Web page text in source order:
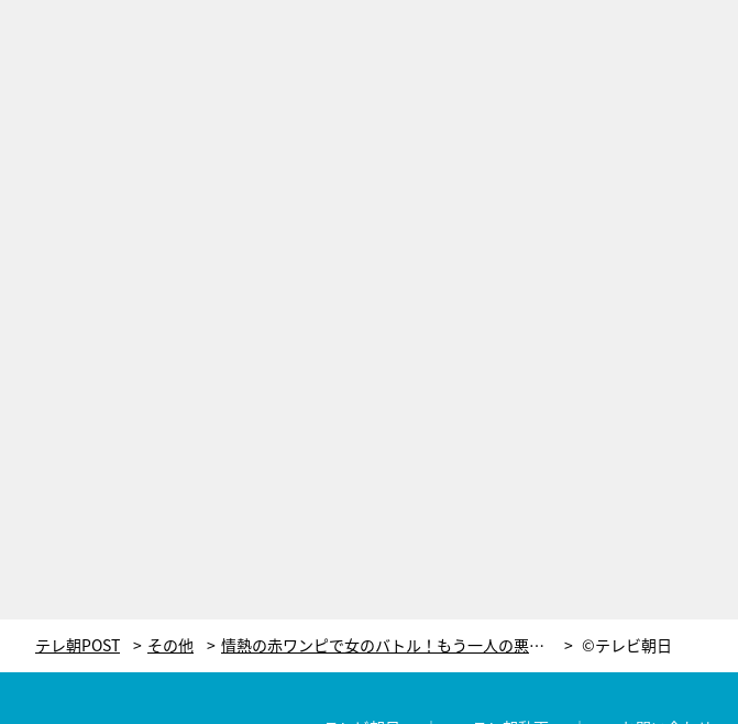
テレ朝POST その他 情熱の赤ワンピで女のバトル！もう一人の悪女・波子（仲里依紗）が遂に覚醒【黒革の手帖・第2話】 ©テレビ朝日